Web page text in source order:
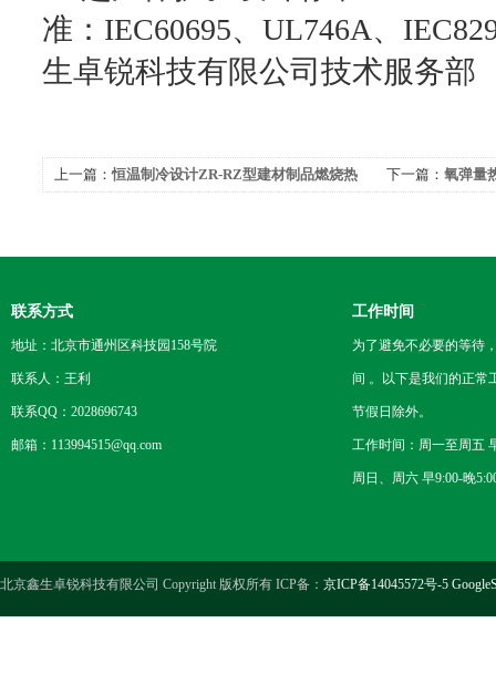
准：IEC60695、UL746A、
生卓锐科技有限公司技术服务部
上一篇：恒温制冷设计ZR-RZ型建材制品燃烧热
下一篇： 氧弹量
联系方式
地址：北京市通州区科技园158号院
联系人：王利
联系QQ：2028696743
邮箱：113994515@qq.com
工作时间
为了避免不必要的等待
间 。以下是我们的正常
节假日除外。
工作时间：周一至周五
周日、周六 早9:00-晚
北京鑫生卓锐科技有限公司 Copyright 版权所有 ICP备： 京ICP备14045572号-5